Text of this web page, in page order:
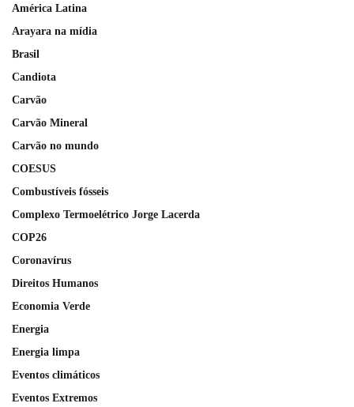
América Latina
Arayara na mídia
Brasil
Candiota
Carvão
Carvão Mineral
Carvão no mundo
COESUS
Combustíveis fósseis
Complexo Termoelétrico Jorge Lacerda
COP26
Coronavírus
Direitos Humanos
Economia Verde
Energia
Energia limpa
Eventos climáticos
Eventos Extremos